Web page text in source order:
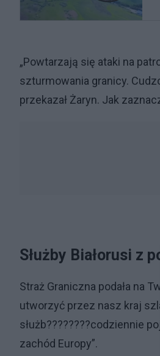
„Powtarzają się ataki na
szturmowania granicy.
przekazał Żaryn. Jak
Służby Białorusi z
Straż Graniczna podała na
utworzyć przez nasz kraj
służb????????codziennie
zachód Europy”.